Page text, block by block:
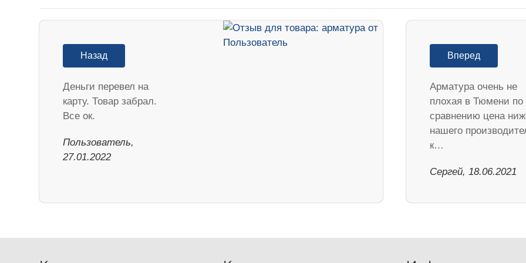
Назад
Деньги перевел на
карту. Товар забрал.
Все ок.
Пользователь,
27.01.2022
Вперед
Арматура очень не
плохая в Тюмени по
сравнению цена
нашего
к…
Сергей, 18.06.2021